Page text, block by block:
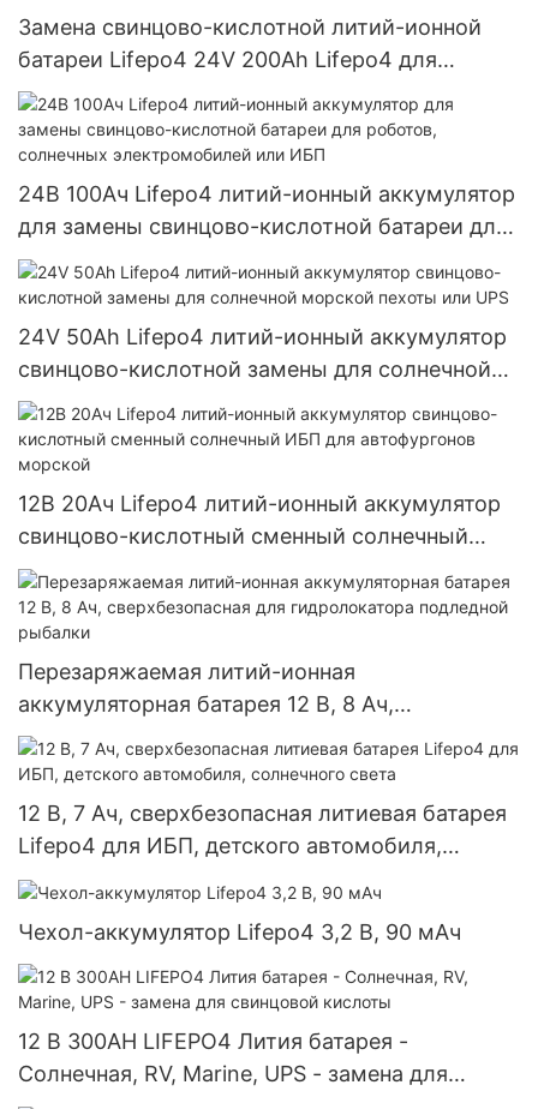
Замена свинцово-кислотной литий-ионной
батареи Lifepo4 24V 200Ah Lifepo4 для
подметальной машины, солнечной морской
пехоты или UPS
24В 100Ач Lifepo4 литий-ионный аккумулятор
для замены свинцово-кислотной батареи для
роботов, солнечных электромобилей или ИБП
24V 50Ah Lifepo4 литий-ионный аккумулятор
свинцово-кислотной замены для солнечной
морской пехоты или UPS
12В 20Ач Lifepo4 литий-ионный аккумулятор
свинцово-кислотный сменный солнечный
ИБП для автофургонов морской
Перезаряжаемая литий-ионная
аккумуляторная батарея 12 В, 8 Ач,
сверхбезопасная для гидролокатора
подледной рыбалки
12 В, 7 Ач, сверхбезопасная литиевая батарея
Lifepo4 для ИБП, детского автомобиля,
солнечного света
Чехол-аккумулятор Lifepo4 3,2 В, 90 мАч
12 В 300AH LIFEPO4 Лития батарея -
Солнечная, RV, Marine, UPS - замена для